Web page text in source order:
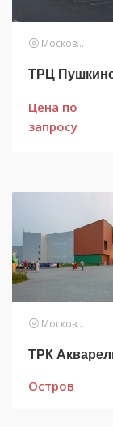
Московская область
Цена по
запросу
Московская область
Остров